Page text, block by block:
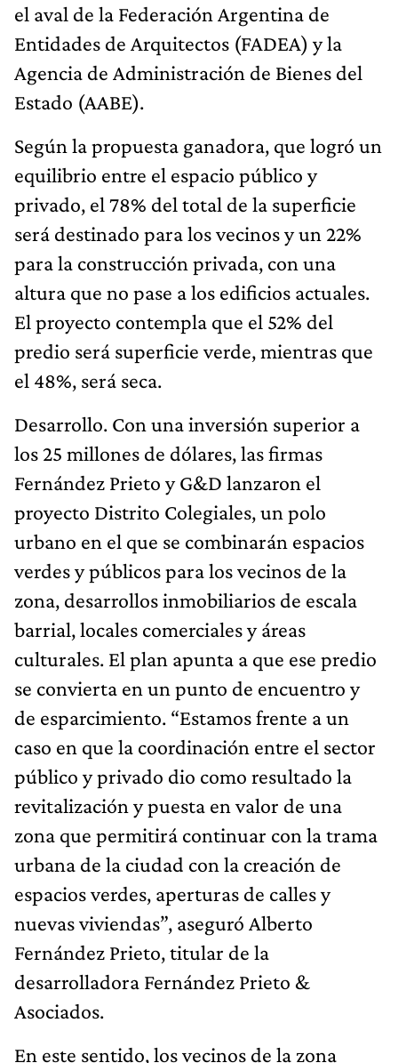
el aval de la Federación Argentina de
Entidades de Arquitectos (FADEA) y la
Agencia de Administración de Bienes del
Estado (AABE).
Según la propuesta ganadora, que logró un
equilibrio entre el espacio público y
privado, el 78% del total de la superficie
será destinado para los vecinos y un 22%
para la construcción privada, con una
altura que no pase a los edificios actuales.
El proyecto contempla que el 52% del
predio será superficie verde, mientras que
el 48%, será seca.
Desarrollo. Con una inversión superior a
los 25 millones de dólares, las firmas
Fernández Prieto y G&D lanzaron el
proyecto Distrito Colegiales, un polo
urbano en el que se combinarán espacios
verdes y públicos para los vecinos de la
zona, desarrollos inmobiliarios de escala
barrial, locales comerciales y áreas
culturales. El plan apunta a que ese predio
se convierta en un punto de encuentro y
de esparcimiento. “Estamos frente a un
caso en que la coordinación entre el sector
público y privado dio como resultado la
revitalización y puesta en valor de una
zona que permitirá continuar con la trama
urbana de la ciudad con la creación de
espacios verdes, aperturas de calles y
nuevas viviendas”, aseguró Alberto
Fernández Prieto, titular de la
desarrolladora Fernández Prieto &
Asociados.
En este sentido, los vecinos de la zona